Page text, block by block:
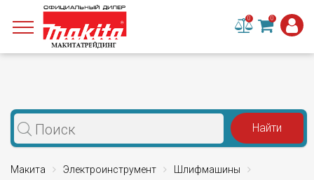
0 0
Макита Электроинструмент
Шлифмашины